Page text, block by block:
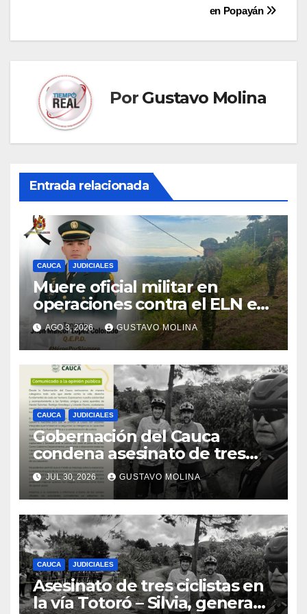
en Popayán
Por Gustavo Molina
Entrada relacionada
CAUCA JUDICIALES
Muere oficial militar en
operaciones contra el ELN en
el sur del Cauca
AGO 3, 2026 GUSTAVO MOLINA
CAUCA JUDICIALES
Gobernación del Cauca
condena asesinato de tres
ciudadanos y exige medidas
urgentes al Gobierno
Nacional
JUL 30, 2026 GUSTAVO MOLINA
CAUCA JUDICIALES
Asesinato de tres ciclistas en
la vía Totoró – Silvia, genera